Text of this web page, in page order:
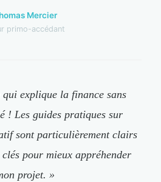
Mercier
primo-accédant
explique la finance sans
! Les guides pratiques sur
sont particulièrement clairs
pour mieux appréhender
projet. »